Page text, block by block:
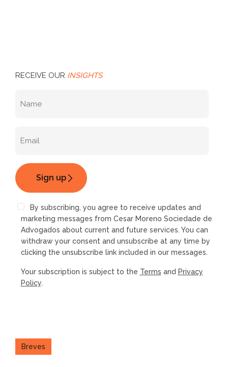
RECEIVE OUR INSIGHTS
By subscribing, you agree to receive updates and
marketing messages from Cesar Moreno Sociedade de
Advogados about current and future services. You can
withdraw your consent and unsubscribe at any time by
clicking the unsubscribe link included in our messages.
Your subscription is subject to the Terms and Privacy
Policy.
Breves